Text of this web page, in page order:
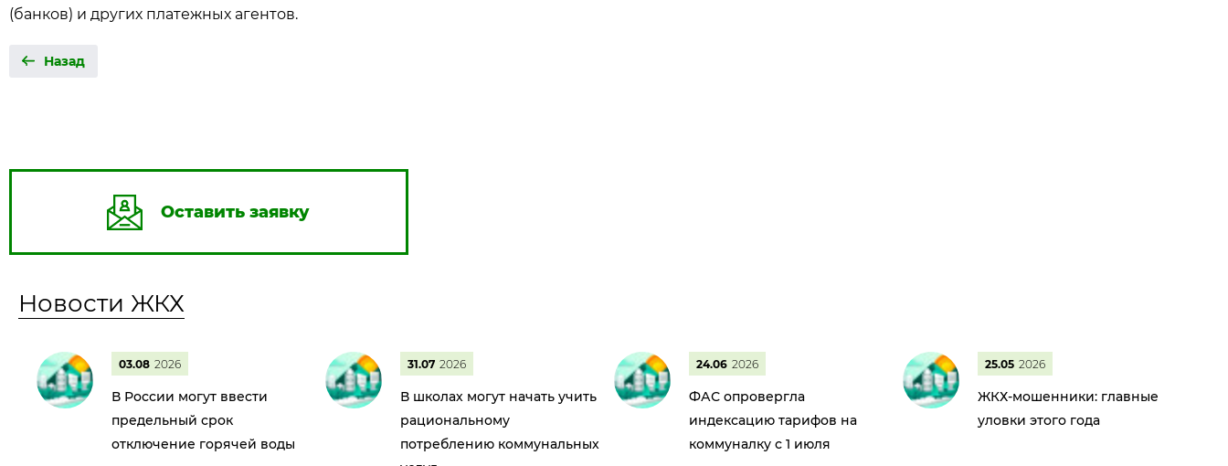
(банков) и других платежных агентов.
Назад
Оставить заявку
Новости ЖКХ
03.08 2026
В России могут ввести
предельный срок
отключение горячей воды
31.07 2026
В школах могут начать учить
рациональному
потреблению коммунальных
24.06 2026
ФАС опровергла
индексацию тарифов на
коммуналку с 1 июля
25.05 2026
ЖКХ-мошенники: главные
уловки этого года